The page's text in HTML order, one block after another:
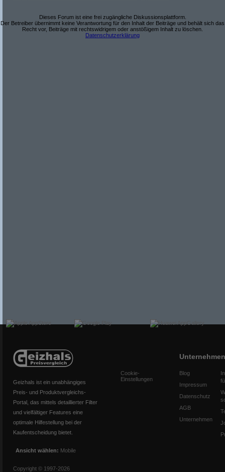
Dieses Forum ist eine frei zugängliche Diskussionsplattform.
Der Betreiber übernimmt keine Verantwortung für den Inhalt der Beiträge und behält sich das
Recht vor, Beiträge mit rechtswidrigem oder anstößigem Inhalt zu löschen.
Datenschutzerklärung
Geizhals ist ein unabhängiges
Preis- und Produktvergleichs-
Portal, das mittels detaillierter Filter
und vielfältiger Features eine
optimale Hilfestellung bei der
Kaufentscheidung bietet.
Ansicht wählen: Mobile
Copyright © 1997-2026
Cookie-
Einstellungen
Unternehmen
Blog
Impressum
Datenschutz
AGB
Unternehmen